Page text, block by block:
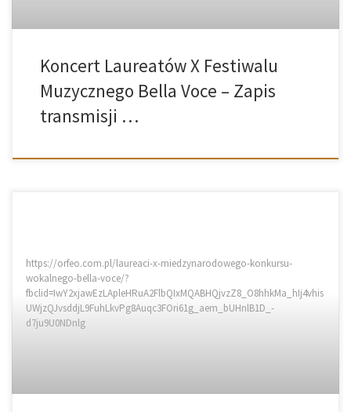
Koncert Laureatów X Festiwalu
Muzycznego Bella Voce – Zapis
transmisji …
https://orfeo.com.pl/laureaci-x-miedzynarodowego-konkursu-
wokalnego-bella-voce/?
fbclid=IwY2xjawEzLApleHRuA2FlbQIxMQABHQjvzZ8_O8hhkMa_hIj4vhis
UWjzQJvsddjL9FuhLkvPg8Auqc3FOri61g_aem_bUHnlB1D_-
d7ju9U0NDnlg